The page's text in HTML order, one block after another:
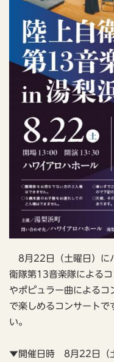
8月22日（土曜日）に
衛隊第13音楽隊による
やポピュラー曲によるコ
で楽しめるコンサートで
い。
▼開催日時 8月22日（